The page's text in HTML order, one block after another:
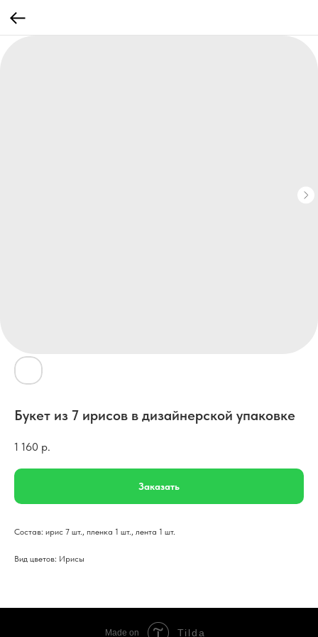
Букет из 7 ирисов в дизайнерской упаковке
1 160 р.
Заказать
Состав: ирис 7 шт., пленка 1 шт., лента 1 шт.
Вид цветов: Ирисы
Made on Tilda